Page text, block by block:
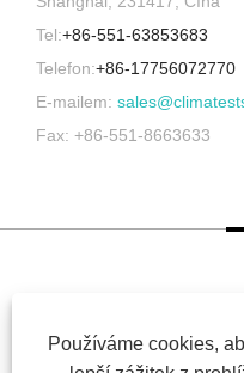
Tel:+86-551-63853683
Telefon:+86-17756072770
E-mailem:
Fax: +86-551-8663633
Copyright © 2022
Environmentální
Accelerated Weathering
Používáme cookies,